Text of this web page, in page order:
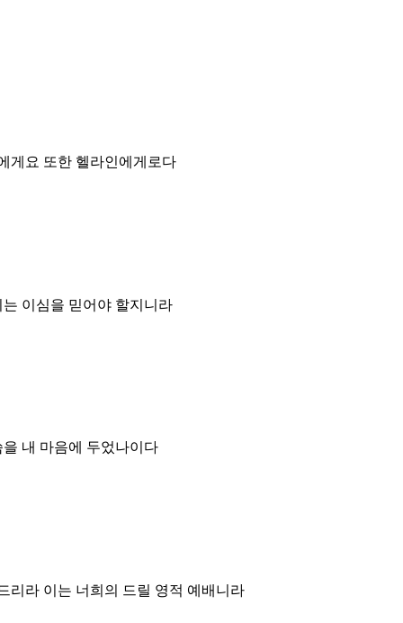
게요 또한 헬라인에게로다
이심을 믿어야 할지니라
내 마음에 두었나이다
리라 이는 너희의 드릴 영적 예배니라